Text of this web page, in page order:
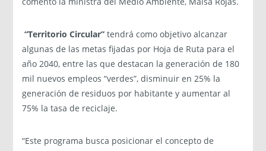
“Territorio Circular” tendrá como objetivo alcanzar
algunas de las metas fijadas por Hoja de Ruta para el
año 2040, entre las que destacan la generación de 180
mil nuevos empleos “verdes”, disminuir en 25% la
generación de residuos por habitante y aumentar al
75% la tasa de reciclaje.
“Este programa busca posicionar el concepto de